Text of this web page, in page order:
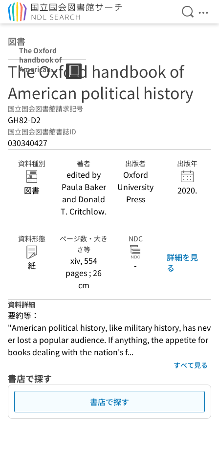
検索を
メ
図書
The Oxford
handbook of
American
political history
The Oxford handbook of
American political history
国立国会図書館請求記号
GH82-D2
国立国会図書館書誌ID
030340427
資料種別
図書
著者
edited by
Paula Baker
and Donald
T. Critchlow.
出版者
Oxford
University
Press
出版年
2020.
資料形態
紙
ページ数・大き
さ等
xiv, 554
pages ; 26
cm
NDC
-
詳細を見
る
資料詳細
要約等：
"American political history, like military history, has nev
er lost a popular audience. If anything, the appetite for
books dealing with the nation's f...
すべて見る
書店で探す
書店で探す